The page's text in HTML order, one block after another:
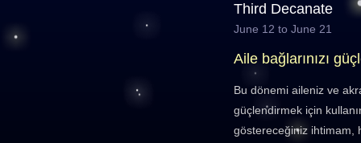
Third Decanate
June 12 to June 21
Aile bağlarınızı
Bu dönemi aileniz ve
güçlendirmek için
göstereceğiniz ihtimam,